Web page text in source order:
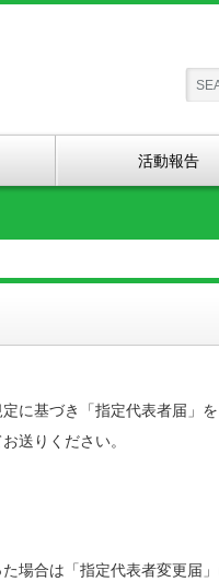
活動報告
に基づき「指定代表者届」
送りください。
場合は「指定代表者変更届